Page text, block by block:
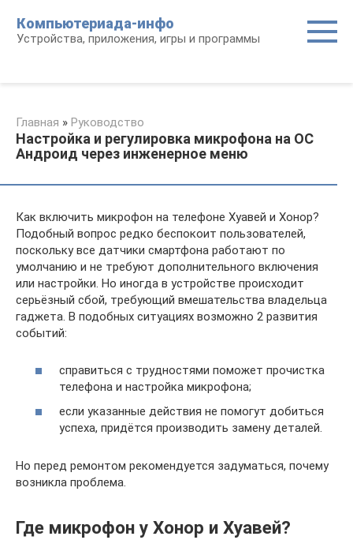
контенту
Компьютериада-инфо
Устройства, приложения, игры и программы
Главная » Руководство
Настройка и регулировка микрофона на ОС
Андроид через инженерное меню
Как включить микрофон на телефоне Хуавей и Хонор?
Подобный вопрос редко беспокоит пользователей,
поскольку все датчики смартфона работают по
умолчанию и не требуют дополнительного включения
или настройки. Но иногда в устройстве происходит
серьёзный сбой, требующий вмешательства владельца
гаджета. В подобных ситуациях возможно 2 развития
событий:
справиться с трудностями поможет прочистка
телефона и настройка микрофона;
если указанные действия не помогут добиться
успеха, придётся производить замену деталей.
Но перед ремонтом рекомендуется задуматься, почему
возникла проблема.
Где микрофон у Хонор и Хуавей?